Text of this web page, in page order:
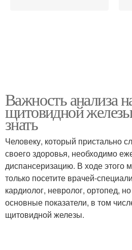
Важность анализа
щитовидной
знать
Человеку, который пристально
своего здоровья, необходимо
диспансеризацию. В ходе этого
только посетите врачей-
кардиолог, невролог, ортопед,
основные показатели, в том
щитовидной железы.